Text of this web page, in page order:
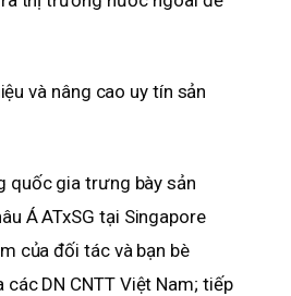
và nâng cao uy tín sản
quốc gia trưng bày sản
Á ATxSG tại Singapore
của đối tác và bạn bè
DN CNTT Việt Nam; tiếp